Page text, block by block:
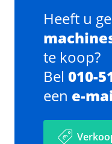
Heeft u
te koop?
Bel 010-
een e-